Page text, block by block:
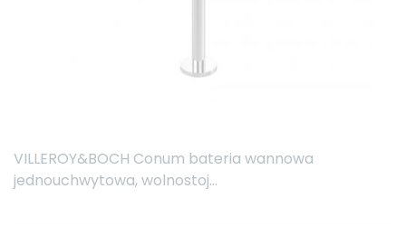
VILLEROY&BOCH Conum bateria wannowa
jednouchwytowa, wolnostoj...